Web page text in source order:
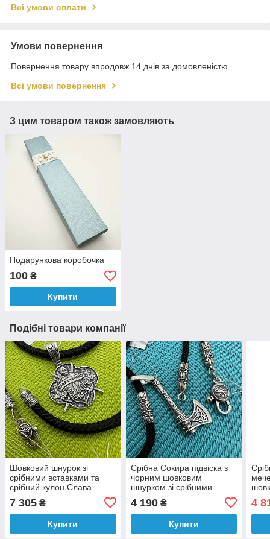
Всі умови оплати
Умови повернення
Повернення товару впродовж 14 днів за домовленістю
Всі умови повернення
З цим товаром також замовляють
Подарункова коробочка
100 ₴
Купити
Подібні товари компанії
Шовковий шнурок зі
срібними вставками та
срібний кулон Слава
проба
7 305 ₴
Купити
Срібна Сокира підвіска з
чорним шовковим
шнурком зі срібними
4 190₴
Купити
4